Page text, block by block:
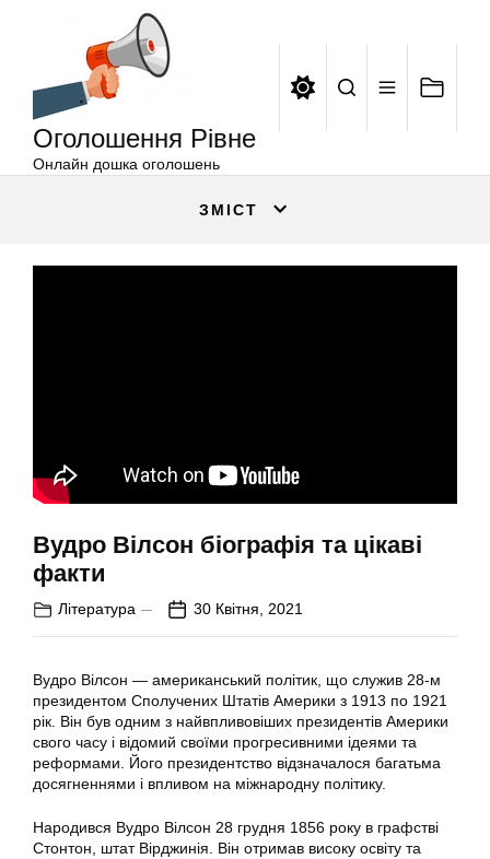
Оголошення Рівне
Онлайн дошка оголошень
ЗМІСТ
Вудро Вілсон біографія та цікаві
факти
Література 30 Квітня, 2021
Вудро Вілсон — американський політик, що служив 28-м
президентом Сполучених Штатів Америки з 1913 по 1921
рік. Він був одним з найвпливовіших президентів Америки
свого часу і відомий своїми прогресивними ідеями та
реформами. Його президентство відзначалося багатьма
досягненнями і впливом на міжнародну політику.
Народився Вудро Вілсон 28 грудня 1856 року в графстві
Стонтон, штат Вірджинія. Він отримав високу освіту та